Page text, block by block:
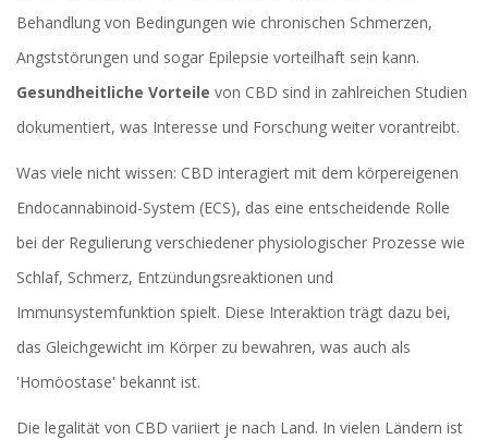
Behandlung von Bedingungen wie chronischen Schmerzen,
Angststörungen und sogar Epilepsie vorteilhaft sein kann.
Gesundheitliche Vorteile von CBD sind in zahlreichen Studien
dokumentiert, was Interesse und Forschung weiter vorantreibt.
Was viele nicht wissen: CBD interagiert mit dem körpereigenen
Endocannabinoid-System (ECS), das eine entscheidende Rolle
bei der Regulierung verschiedener physiologischer Prozesse wie
Schlaf, Schmerz, Entzündungsreaktionen und
Immunsystemfunktion spielt. Diese Interaktion trägt dazu bei,
das Gleichgewicht im Körper zu bewahren, was auch als
'Homöostase' bekannt ist.
Die legalität von CBD variiert je nach Land. In vielen Ländern ist